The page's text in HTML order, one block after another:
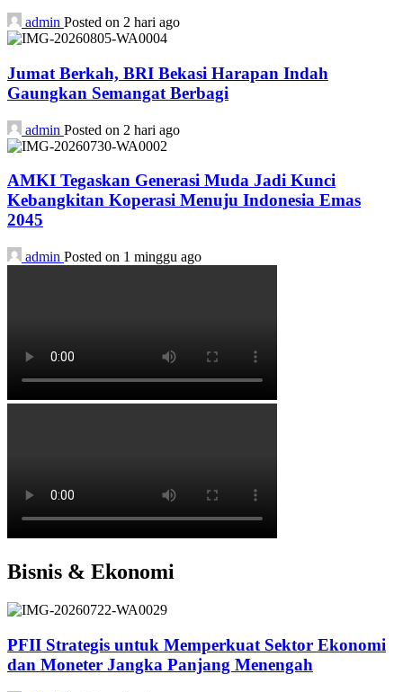
admin Posted on 2 hari ago
Jumat Berkah, BRI Bekasi Harapan Indah
Gaungkan Semangat Berbagi
admin Posted on 2 hari ago
AMKI Tegaskan Generasi Muda Jadi Kunci
Kebangkitan Koperasi Menuju Indonesia Emas
2045
admin Posted on 1 minggu ago
Bisnis & Ekonomi
PFII Strategis untuk Memperkuat Sektor Ekonomi
dan Moneter Jangka Panjang Menengah